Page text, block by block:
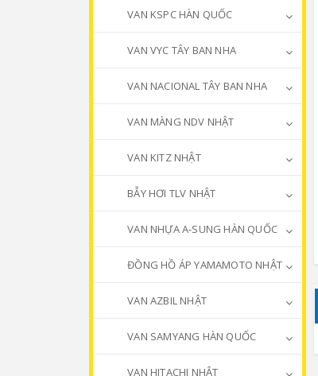
VAN KSPC HÀN QUỐC
VAN VYC TÂY BAN NHA
VAN NACIONAL TÂY BAN NHA
VAN MÀNG NDV NHẬT
VAN KITZ NHẬT
BẪY HƠI TLV NHẬT
VAN NHỰA A-SUNG HÀN QUỐC
ĐỒNG HỒ ÁP YAMAMOTO NHẬT
VAN AZBIL NHẬT
VAN SAMYANG HÀN QUỐC
VAN HITACHI NHẬT